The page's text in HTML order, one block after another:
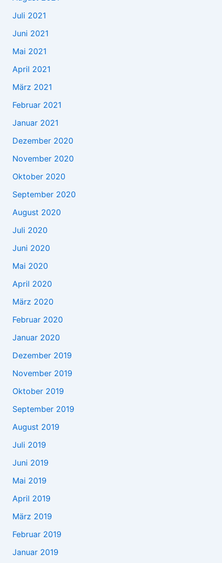
Juli 2021
Juni 2021
Mai 2021
April 2021
März 2021
Februar 2021
Januar 2021
Dezember 2020
November 2020
Oktober 2020
September 2020
August 2020
Juli 2020
Juni 2020
Mai 2020
April 2020
März 2020
Februar 2020
Januar 2020
Dezember 2019
November 2019
Oktober 2019
September 2019
August 2019
Juli 2019
Juni 2019
Mai 2019
April 2019
März 2019
Februar 2019
Januar 2019